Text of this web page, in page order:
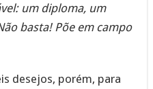
um diploma, um
basta! Põe em campo
desejos, porém, para